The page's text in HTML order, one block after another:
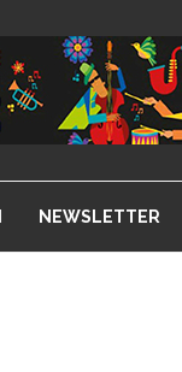
NEWSLETTER